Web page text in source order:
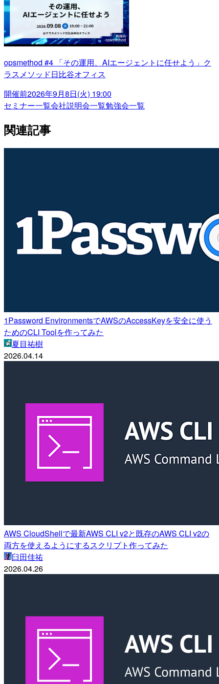
opsmethod #4 「その運用、AIエージェントに任せよう」ク
ラスメソッド日比谷オフィス
開催前2026年9月8日(火) 19:00
セミナー一覧会社説明会一覧勉強会一覧
関連記事
1Password EnvironmentsでAWSのAccessKeyを安全に使う
ためのCLI Toolを作ってみた
夏目祐樹
2026.04.14
AWS CloudShellで最新AWS CLI v2と既存のAWS CLI v2の
両方を使えるようにするスクリプト作ってみた
臼田佳祐
2026.04.26